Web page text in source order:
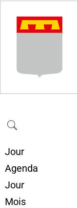
Jour
Agenda
Jour
Mois